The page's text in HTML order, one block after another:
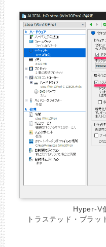
Hyper-V
トラステッド・プラ